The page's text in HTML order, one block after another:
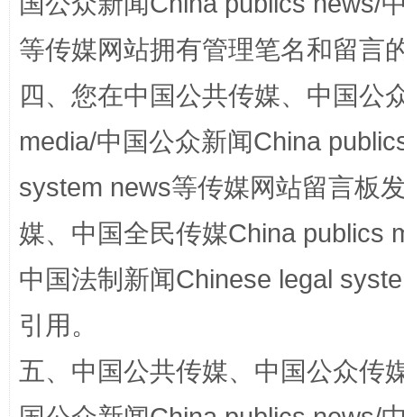
站台名比不上好声名
漫山遍野的桃花与雪山、麦地、白藏房
等传媒网站拥有管理笔名和留言
四、您在中国公共传媒、中国公
media/中国公众新闻China
system news等传媒网站留言板
媒、中国全民传媒China publics
中国法制新闻Chinese legal
引用。
五、中国公共传媒、中国公众传